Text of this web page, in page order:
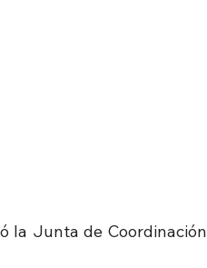
la Junta de Coordinación